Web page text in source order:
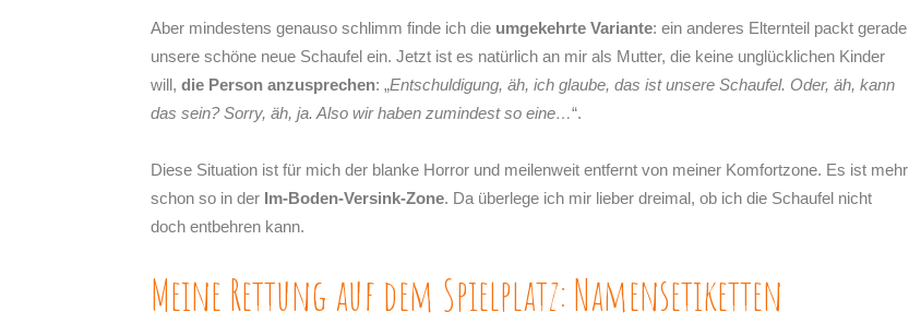
Aber mindestens genauso schlimm finde ich die umgekehrte Variante: ein anderes Elternteil packt gerade
unsere schöne neue Schaufel ein. Jetzt ist es natürlich an mir als Mutter, die keine unglücklichen Kinder
will, die Person anzusprechen: „Entschuldigung, äh, ich glaube, das ist unsere Schaufel. Oder, äh, kann
das sein? Sorry, äh, ja. Also wir haben zumindest so eine…“.
Diese Situation ist für mich der blanke Horror und meilenweit entfernt von meiner Komfortzone. Es ist mehr
schon so in der Im-Boden-Versink-Zone. Da überlege ich mir lieber dreimal, ob ich die Schaufel nicht
doch entbehren kann.
Meine Rettung auf dem Spielplatz: Namensetiketten